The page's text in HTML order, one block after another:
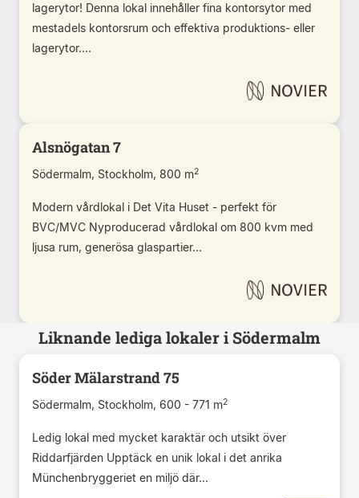
lagerytor! Denna lokal innehåller fina kontorsytor med
mestadels kontorsrum och effektiva produktions- eller
lagerytor....
Alsnögatan 7
Södermalm, Stockholm, 800 m2
Modern vårdlokal i Det Vita Huset - perfekt för
BVC/MVC Nyproducerad vårdlokal om 800 kvm med
ljusa rum, generösa glaspartier...
Liknande lediga lokaler i Södermalm
Söder Mälarstrand 75
Södermalm, Stockholm, 600 - 771 m2
Ledig lokal med mycket karaktär och utsikt över
Riddarfjärden Upptäck en unik lokal i det anrika
Münchenbryggeriet en miljö där...